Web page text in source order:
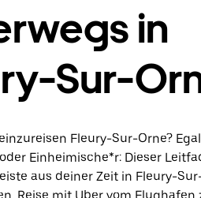
in
Sur-
Fleury-Sur-Orne?
Einheimische*r: Dieser
aus deiner Zeit in Fleury-